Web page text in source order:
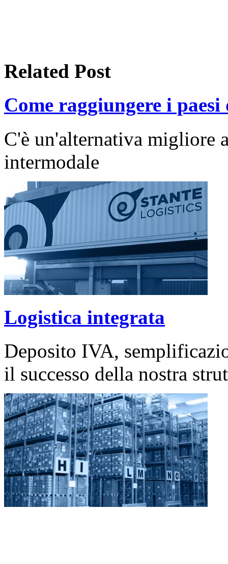
Related Post
Come raggiungere i
C'è un'alternativa migliore
intermodale
Logistica integrata
Deposito IVA,
il successo della nostra